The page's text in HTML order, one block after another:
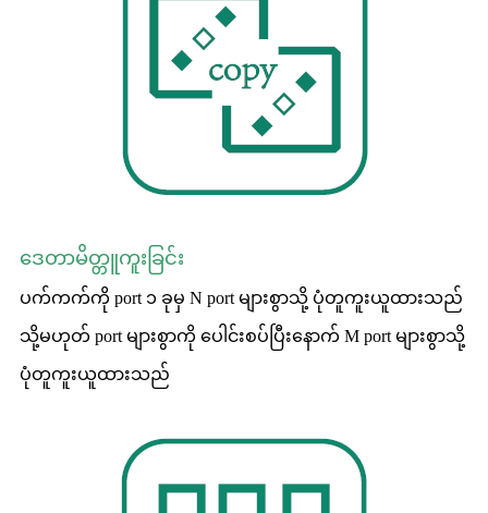
ဒေတာမိတ္တူကူးခြင်း
ပက်ကက်ကို port ၁ ခုမှ N port များစွာသို့ ပုံတူကူးယူထားသည်
သို့မဟုတ် port များစွာကို ပေါင်းစပ်ပြီးနောက် M port များစွာသို့
ပုံတူကူးယူထားသည်